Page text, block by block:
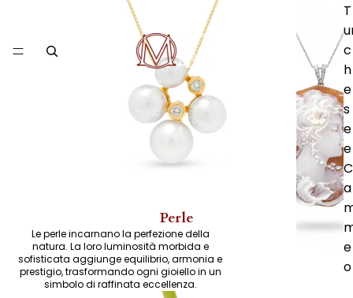
T
c
h
e
s
e
e
C
a
e
o
Perle
Le perle incarnano la perfezione della
natura. La loro luminosità morbida e
sofisticata aggiunge equilibrio, armonia e
prestigio, trasformando ogni gioiello in un
simbolo di raffinata eccellenza.